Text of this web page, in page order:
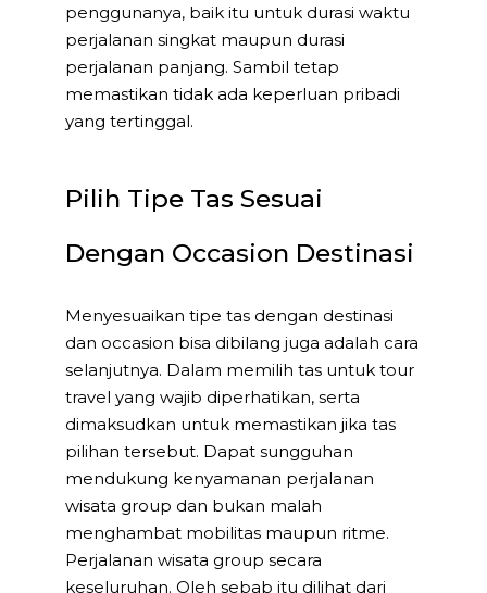
penggunanya, baik itu untuk durasi waktu
perjalanan singkat maupun durasi
perjalanan panjang. Sambil tetap
memastikan tidak ada keperluan pribadi
yang tertinggal.
Pilih Tipe Tas Sesuai
Dengan Occasion Destinasi
Menyesuaikan tipe tas dengan destinasi
dan occasion bisa dibilang juga adalah cara
selanjutnya. Dalam memilih tas untuk tour
travel yang wajib diperhatikan, serta
dimaksudkan untuk memastikan jika tas
pilihan tersebut. Dapat sungguhan
mendukung kenyamanan perjalanan
wisata group dan bukan malah
menghambat mobilitas maupun ritme.
Perjalanan wisata group secara
keseluruhan. Oleh sebab itu dilihat dari